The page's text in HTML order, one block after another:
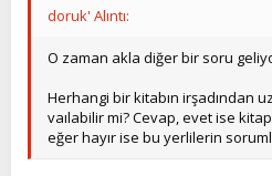
doruk' Alıntı:
O zaman akla diğer bir soru
Herhangi bir kitabın irşadından
vaılabilir mi? Cevap, evet ise
eğer hayır ise bu yerlilerin